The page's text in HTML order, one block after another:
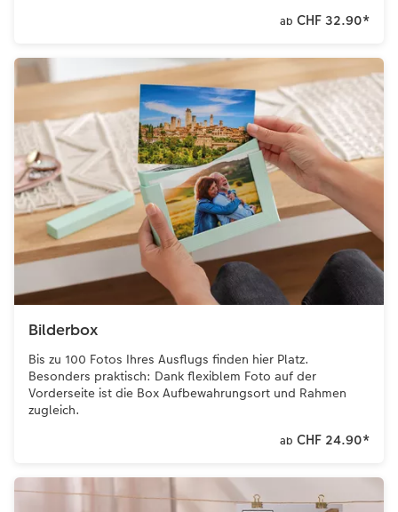
ab CHF 32.90*
Bilderbox
Bis zu 100 Fotos Ihres Ausflugs finden hier Platz.
Besonders praktisch: Dank flexiblem Foto auf der
Vorderseite ist die Box Aufbewahrungsort und Rahmen
zugleich.
ab CHF 24.90*